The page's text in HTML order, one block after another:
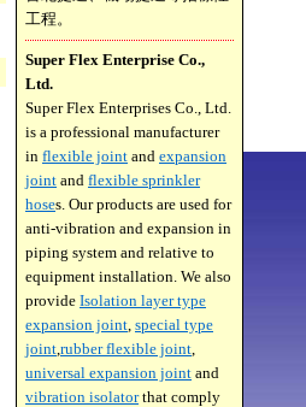
工程。
Super Flex Enterprise Co.,
Ltd.
Super Flex Enterprises Co., Ltd.
is a professional manufacturer
in flexible joint and expansion
joint and flexible sprinkler
hoses. Our products are used for
anti-vibration and expansion in
piping system and relative to
equipment installation. We also
provide Isolation layer type
expansion joint, special type
joint,rubber flexible joint,
universal expansion joint and
vibration isolatorthat comply